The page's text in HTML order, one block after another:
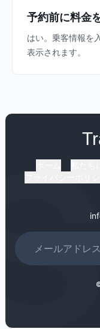
予約前に料金
はい。乗客情報を
表示されます。